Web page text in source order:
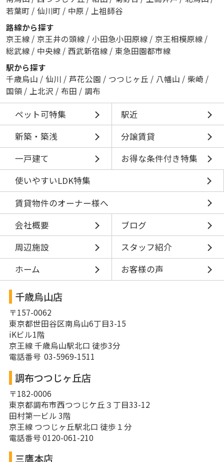
若葉町 / 仙川町 / 中原 / 上祖師谷
路線から探す
京王線 / 京王井の頭線 / 小田急小田原線 / 京王相模原線 /
総武線 / 中央線 / 西武新宿線 / 東急田園都市線
駅から探す
千歳烏山 / 仙川 / 芦花公園 / つつじヶ丘 / 八幡山 / 柴崎 /
国領 / 上北沢 / 布田 / 調布
ペット可特集
駅近
新築・築浅
分譲賃貸
一戸建て
お得な条件付き特集
使いやすいLDK特集
賃貸物件のオーナー様へ
会社概要
ブログ
周辺施設
スタッフ紹介
ホーム
お客様の声
千歳烏山店
〒157-0062
東京都世田谷区南烏山6丁目3-15
iKビル1階
京王線 千歳烏山駅北口 徒歩3分
電話番号 03-5969-1511
調布つつじヶ丘店
〒182-0006
東京都調布市西つつじケ丘３丁目33-12
田村第一ビル 3階
京王線 つつじヶ丘駅北口 徒歩１分
電話番号 0120-061-210
三鷹本店